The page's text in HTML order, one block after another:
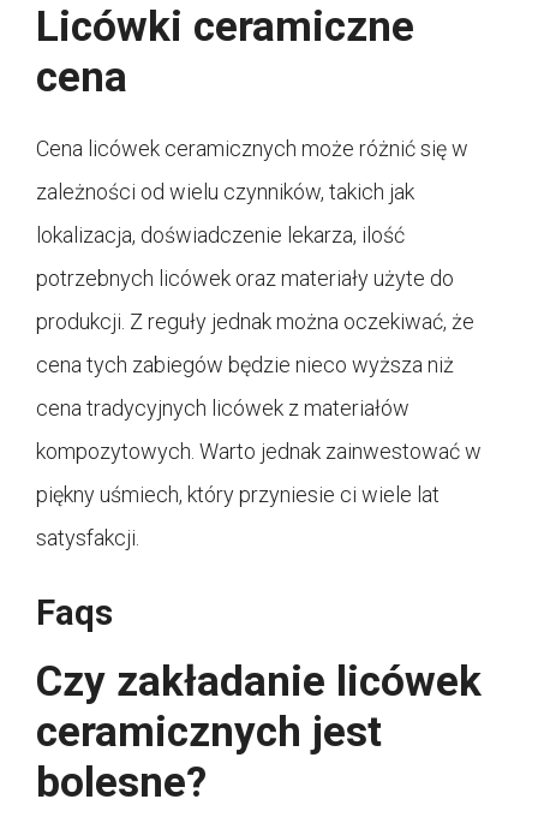
Licówki ceramiczne
cena
Cena licówek ceramicznych może różnić się w
zależności od wielu czynników, takich jak
lokalizacja, doświadczenie lekarza, ilość
potrzebnych licówek oraz materiały użyte do
produkcji. Z reguły jednak można oczekiwać, że
cena tych zabiegów będzie nieco wyższa niż
cena tradycyjnych licówek z materiałów
kompozytowych. Warto jednak zainwestować w
piękny uśmiech, który przyniesie ci wiele lat
satysfakcji.
Faqs
Czy zakładanie licówek
ceramicznych jest
bolesne?